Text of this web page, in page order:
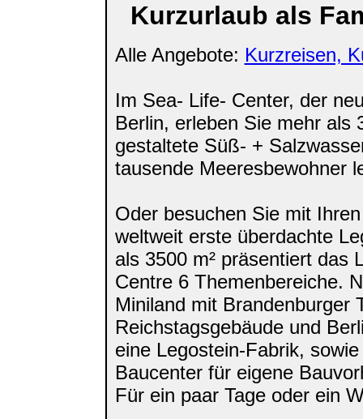
Kurzurlaub als
Alle Angebote: Kurzreisen,
Im Sea- Life- Center, der
Berlin, erleben Sie mehr als
gestaltete Süß- +
tausende Meeresbewohner
Oder besuchen Sie mit
weltweit erste überdachte
als 3500 m² präsentiert das
Centre 6 Themenbereiche.
Miniland mit Brandenburger
Reichstagsgebäude und
eine Legostein-Fabrik,
Baucenter für eigene
Für ein paar Tage oder ein